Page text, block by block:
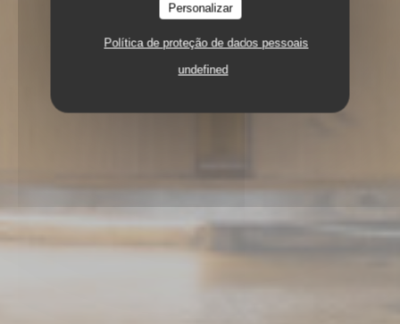
Personalizar
Política de proteção de dados pessoais
undefined